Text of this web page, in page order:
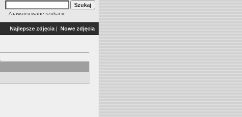
Zaawansowane szukanie
Najlepsze zdjęcia | Nowe zdjęcia